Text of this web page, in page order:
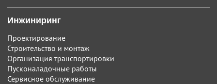
Инжиниринг
Проектирование
Строительство и монтаж
Организация транспортировки
Пусконаладочные работы
Сервисное обслуживание